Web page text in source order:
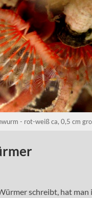
- rot-weiß ca, 0,5 cm
schreibt, hat man